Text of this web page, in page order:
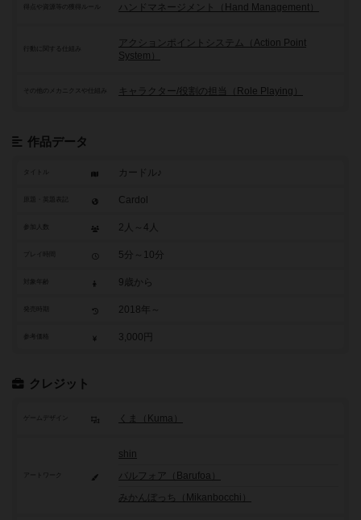
得点や資源等の獲得ルール ハンドマネージメント（Hand Management）
行動に関する仕組み
アクションポイントシステム（Action Point
System）
その他のメカニクスや仕組み キャラクター/役割の担当（Role Playing）
作品データ
タイトル カードル♪
原題・英題表記 Cardol
参加人数 2人～4人
5分～10分
対象年齢 9歳から
2018年～
参考価格 3,000円
クレジット
ゲームデザイン くま（Kuma）
アートワーク
shin
バルフォア（Barufoa）
みかんぼっち（Mikanbocchi）